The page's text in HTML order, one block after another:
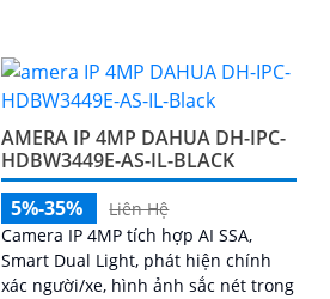
qua điện thoại di động
AMERA IP 4MP DAHUA DH-IPC-
HDBW3449E-AS-IL-BLACK
5%-35%
Liên Hệ
Camera IP 4MP tích hợp AI SSA,
Smart Dual Light, phát hiện chính
xác người/xe, hình ảnh sắc nét trong